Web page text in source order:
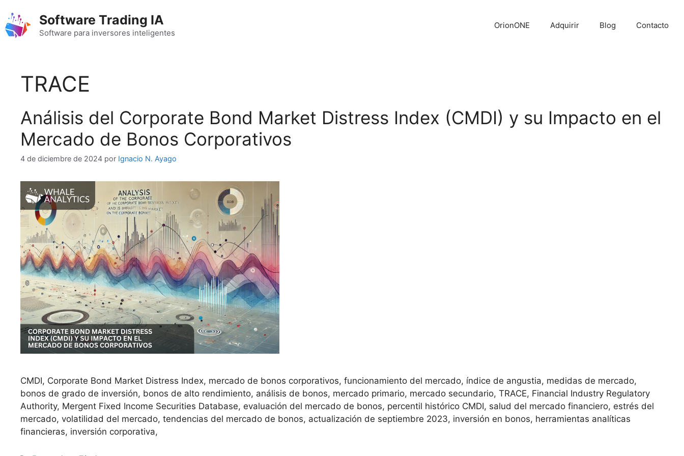
contenido
Software Trading IA
Software para inversores inteligentes
OrionONE Adquirir Blog Contacto
TRACE
Análisis del Corporate Bond Market Distress Index (CMDI) y su Impacto en el
Mercado de Bonos Corporativos
4 de diciembre de 2024 por Ignacio N. Ayago
CMDI, Corporate Bond Market Distress Index, mercado de bonos corporativos, funcionamiento del mercado, índice de angustia, medidas de mercado,
bonos de grado de inversión, bonos de alto rendimiento, análisis de bonos, mercado primario, mercado secundario, TRACE, Financial Industry Regulatory
Authority, Mergent Fixed Income Securities Database, evaluación del mercado de bonos, percentil histórico CMDI, salud del mercado financiero, estrés del
mercado, volatilidad del mercado, tendencias del mercado de bonos, actualización de septiembre 2023, inversión en bonos, herramientas analíticas
financieras, inversión corporativa,